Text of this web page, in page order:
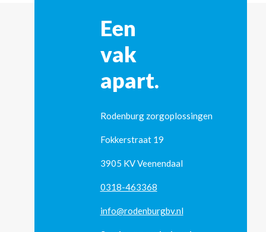
Een
vak
apart.
Rodenburg zorgoplossingen
Fokkerstraat 19
3905 KV Veenendaal
0318-463368
info@rodenburgbv.nl